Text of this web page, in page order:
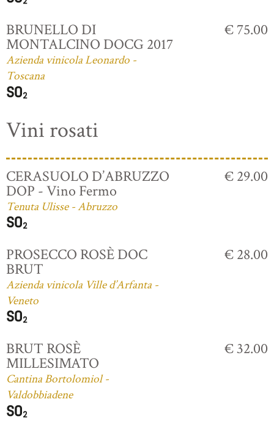
BRUNELLO DI
MONTALCINO DOCG 2017
Azienda vinicola Leonardo -
Toscana
€ 75.00
Vini rosati
CERASUOLO D’ABRUZZO
DOP - Vino Fermo
Tenuta Ulisse - Abruzzo
€ 29.00
PROSECCO ROSÈ DOC
BRUT
Azienda vinicola Ville d’Arfanta -
Veneto
€ 28.00
BRUT ROSÈ
MILLESIMATO
Cantina Bortolomiol -
Valdobbiadene
€ 32.00